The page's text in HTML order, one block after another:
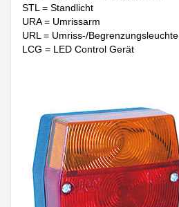
STL = Standlicht
URA = Umrissarm
URL = Umriss-/Begrenzungsleuchte
LCG = LED Control Gerät